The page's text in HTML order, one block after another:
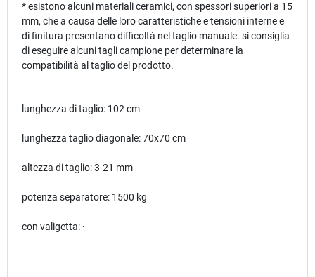
* esistono alcuni materiali ceramici, con spessori superiori a 15
mm, che a causa delle loro caratteristiche e tensioni interne e
di finitura presentano difficoltà nel taglio manuale. si consiglia
di eseguire alcuni tagli campione per determinare la
compatibilità al taglio del prodotto.
lunghezza di taglio: 102 cm
lunghezza taglio diagonale: 70x70 cm
altezza di taglio: 3-21 mm
potenza separatore: 1500 kg
con valigetta: ·